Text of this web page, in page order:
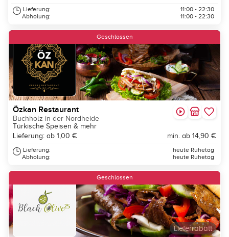
Lieferung:
Abholung:
11:00 - 22:30
11:00 - 22:30
Geschlossen
Özkan Restaurant
Buchholz in der Nordheide
Türkische Speisen & mehr
Lieferung: ab 1,00 €
min. ab 14,90 €
Lieferung:
Abholung:
heute Ruhetag
heute Ruhetag
Lieferrabatt
Geschlossen